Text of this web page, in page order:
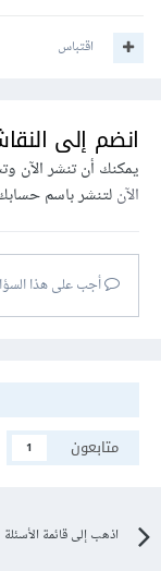
اقتباس
انضم إلى
يمكنك أن تنشر الآن
الآنلتنشر باسم
أجب على هذا
متابعون
1
اذهب إلى قائمة الأسئلة